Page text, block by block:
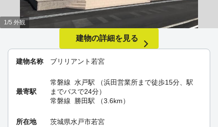
建物名称 ブリリアント若宮
最寄駅
常磐線 水戸駅 （浜田営業所まで徒歩15分、駅
までバスで24分）
常磐線
勝田駅 （3.6km）
所在地 茨城県水戸市若宮
1/5 外観
建物の詳細を見る